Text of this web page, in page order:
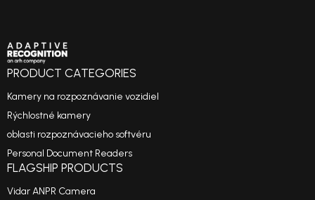
PRODUCT CATEGORIES
Kamery na rozpoznávanie vozidiel
Rýchlostné kamery
oblasti rozpoznávacieho softvéru
Personal Document Readers
FLAGSHIP PRODUCTS
Vidar ANPR Camera